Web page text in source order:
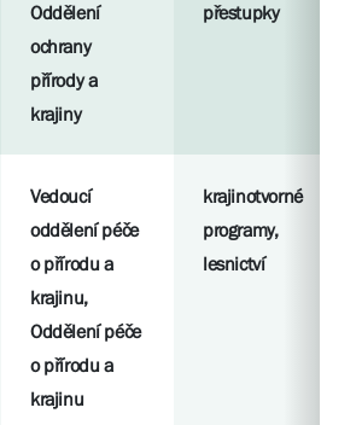
Oddělení
ochrany
přírody a
krajiny
přestupky
Vedoucí
oddělení péče
o přírodu a
krajinu,
Oddělení péče
o přírodu a
krajinu
krajinotvorné
programy,
lesnictví